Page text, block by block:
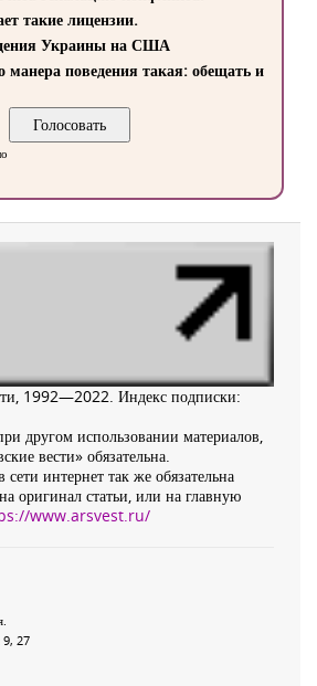
такие лицензии.
Украины на США
манера поведения такая: обещать и
1992—2022. Индекс подписки:
другом использовании материалов,
вести» обязательна.
интернет так же обязательна
оригинал статьи, или на главную
www.arsvest.ru/
27